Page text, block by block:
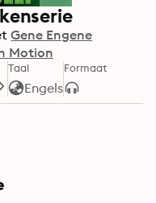
Gene Engene
Motion
Taal
Engels
Formaat